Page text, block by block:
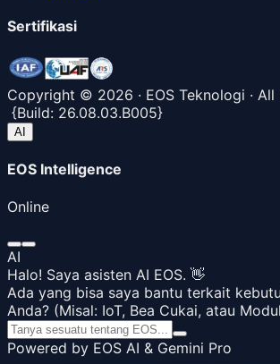
Sertifikasi
Copyright © 2026 · EOS Teknologi ·
{Build: 26.08.03.B005}
AI
EOS Intelligence
Online
AI
Halo! Saya asisten AI EOS. 👋
Ada yang bisa saya bantu terkait
Anda? (Misal: IoT, Bea Cukai, atau
Powered by EOS AI & Gemini Pro